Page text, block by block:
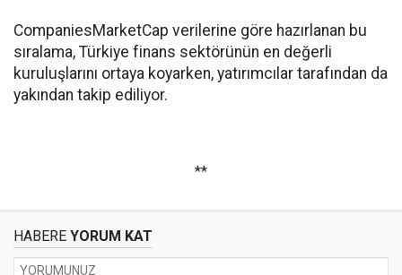
CompaniesMarketCap verilerine göre hazırlanan bu
sıralama, Türkiye finans sektörünün en değerli
kuruluşlarını ortaya koyarken, yatırımcılar tarafından da
yakından takip ediliyor.
**
HABERE YORUM KAT